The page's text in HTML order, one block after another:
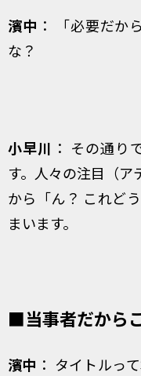
濱中 ： 「必要だか
な？
小早川 ： その通り
す。人々の注目（
から「ん？ これど
まいます。
■当事者だから
濱中 ： タイトルっ